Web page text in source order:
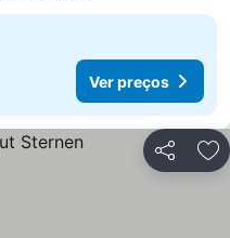
Ver preços
Partilhar